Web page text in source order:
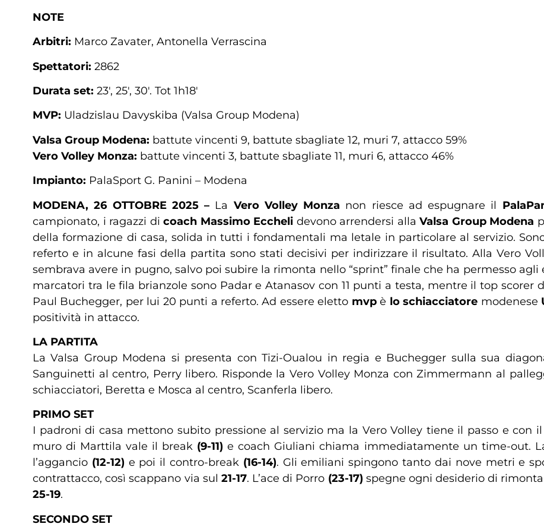
NOTE
Arbitri: Marco Zavater, Antonella Verrascina
Spettatori: 2862
Durata set: 23′, 25′, 30′. Tot 1h18′
MVP: Uladzislau Davyskiba (Valsa Group Modena)
Valsa Group Modena: battute vincenti 9, battute sbagliate 12, muri 7, attacco 59%
Vero Volley Monza: battute vincenti 3, battute sbagliate 11, muri 6, attacco 46%
Impianto: PalaSport G. Panini – Modena
MODENA, 26 OTTOBRE 2025 – La Vero Volley Monza non riesce ad espugnare il
campionato, i ragazzi di coach Massimo Eccheli devono arrendersi alla Valsa Group Modena
della formazione di casa, solida in tutti i fondamentali ma letale in particolare al servizio.
referto e in alcune fasi della partita sono stati decisivi per indirizzare il risultato. Alla Vero
sembrava avere in pugno, salvo poi subire la rimonta nello “sprint” finale che ha permesso
marcatori tra le fila brianzole sono Padar e Atanasov con 11 punti a testa, mentre il top scorer
Paul Buchegger, per lui 20 punti a referto. Ad essere eletto mvpè lo schiacciatore modenese
positività in attacco.
LA PARTITA
La Valsa Group Modena si presenta con Tizi-Oualou in regia e Buchegger sulla sua
Sanguinetti al centro, Perry libero. Risponde la Vero Volley Monza con Zimmermann al
schiacciatori, Beretta e Mosca al centro, Scanferla libero.
PRIMO SET
I padroni di casa mettono subito pressione al servizio ma la Vero Volley tiene il passo e con
muro di Marttila vale il break (9-11) e coach Giuliani chiama immediatamente un time-out.
l’aggancio (12-12)e poi il contro-break (16-14). Gli emiliani spingono tanto dai nove metri e
contrattacco, così scappano via sul 21-17. L’ace di Porro (23-17)spegne ogni desiderio di
25-19.
SECONDO SET